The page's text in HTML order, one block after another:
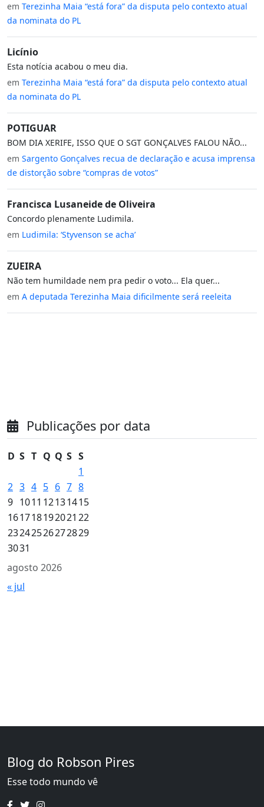
em Terezinha Maia “está fora” da disputa pelo contexto atual
da nominata do PL
Licínio
Esta notícia acabou o meu dia.
em Terezinha Maia “está fora” da disputa pelo contexto atual
da nominata do PL
POTIGUAR
BOM DIA XERIFE, ISSO QUE O SGT GONÇALVES FALOU NÃO...
em Sargento Gonçalves recua de declaração e acusa imprensa
de distorção sobre “compras de votos”
Francisca Lusaneide de Oliveira
Concordo plenamente Ludimila.
em Ludimila: ‘Styvenson se acha’
ZUEIRA
Não tem humildade nem pra pedir o voto... Ela quer...
em A deputada Terezinha Maia dificilmente será reeleita
Publicações por data
agosto 2026
D S T Q Q S S
1
2 3 4 5 6 7 8
9 1011 12131415
161718192021 22
23242526272829
3031
« jul
Blog do Robson Pires
Esse todo mundo vê